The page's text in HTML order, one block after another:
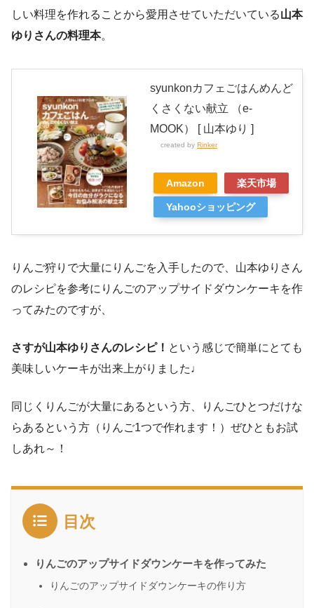
しい料理を作れることから愛用させていただいている山本
ゆりさんの料理本。
syunkonカフェごはんめんど
くさくない献立 （e-
MOOK） [ 山本ゆり ]
created by Rinker
Amazon 楽天市場
Yahooショッピング
りんご狩りで大量にりんごを入手したので、山本ゆりさん
のレシピを参考にりんごのアップサイドダウンケーキを作
ってみたのですが、
さすが山本ゆりさんのレシピ！ という感じで簡単にとても
美味しいケーキが出来上がりました♩
同じくりんごが大量にあるという方、りんごひとつだけな
らあるという方（りんご1つで作れます！）ぜひともお試
しあれ～！
目次
りんごのアップサイドダウンケーキを作ってみた
りんごのアップサイドダウンケーキの作り方